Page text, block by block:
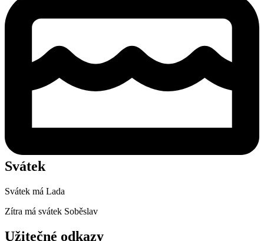
Svátek
Svátek má Lada
Zítra má svátek Soběslav
Užitečné odkazy